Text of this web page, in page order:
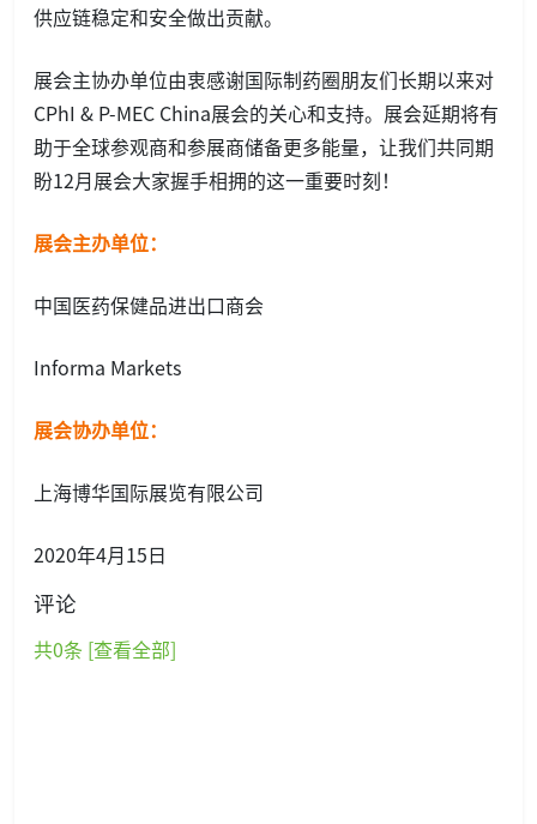
供应链稳定和安全做出贡献。
展会主协办单位由衷感谢国际制药圈朋友们长期以来对
CPhI & P-MEC China展会的关心和支持。展会延期将有
助于全球参观商和参展商储备更多能量，让我们共同期
盼12月展会大家握手相拥的这一重要时刻！
展会主办单位：
中国医药保健品进出口商会
Informa Markets
展会协办单位：
上海博华国际展览有限公司
2020年4月15日
评论
共0条 [查看全部]